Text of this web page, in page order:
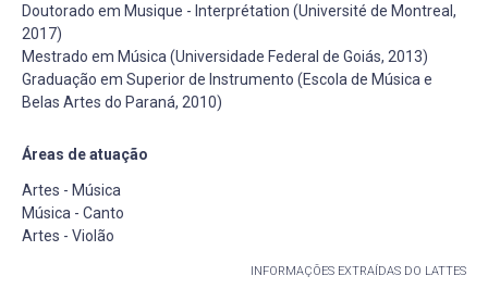
Doutorado em Musique - Interprétation (Université de Montreal,
2017)
Mestrado em Música (Universidade Federal de Goiás, 2013)
Graduação em Superior de Instrumento (Escola de Música e
Belas Artes do Paraná, 2010)
Áreas de atuação
Artes - Música
Música - Canto
Artes - Violão
INFORMAÇÕES EXTRAÍDAS DO LATTES